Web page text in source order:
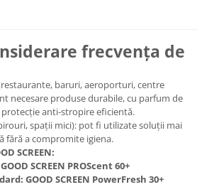
frecvența de
baruri, aeroporturi, centre
necesare produse durabile, cu parfum de
anti-stropire eficientă.
spații mici): pot fi utilizate soluții mai
fără a compromite igiena.
SCREEN:
GOOD SCREEN PROScent 60+
GOOD SCREEN PowerFresh 30+